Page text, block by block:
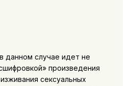
данном случае идет не
произведения
сексуальных